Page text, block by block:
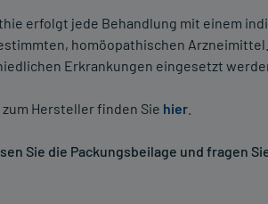
erfolgt jede Behandlung mit einem
homöopathischen
Erkrankungen eingesetzt
Hersteller finden Sie hier
Sie die Packungsbeilage und fragen